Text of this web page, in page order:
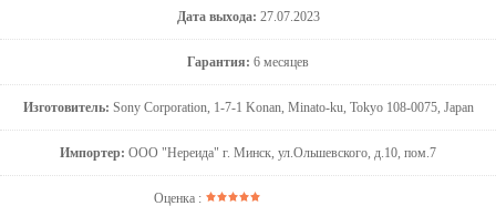
Дата выхода: 27.07.2023
Гарантия: 6 месяцев
Изготовитель: Sony Corporation, 1-7-1 Konan, Minato-ku, Tokyo 108-0075, Japan
Импортер: ООО "Нереида" г. Минск, ул.Ольшевского, д.10, пом.7
Оценка :